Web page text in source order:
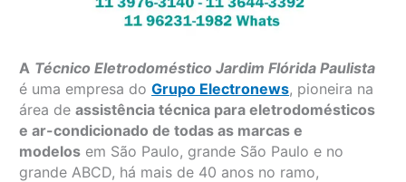
A Técnico Eletrodoméstico Jardim Flórida Paulista
é uma empresa doGrupo Electronews, pioneira na
área deassistência técnica para eletrodomésticos
e ar-condicionado de todas as marcas e
modelos em São Paulo, grande São Paulo e no
grande ABCD, há mais de 40 anos no ramo,